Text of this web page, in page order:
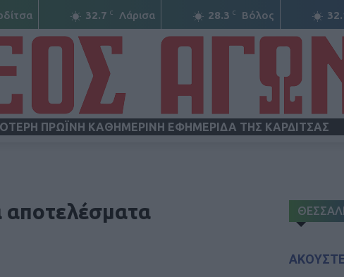
32.7 C Λάρισα 28.3 C Βόλος
ΠΡΩΪΝΗ ΚΑΘΗΜΕΡΙΝΗ ΕΦΗΜΕΡΙΔΑ ΤΗΣ ΚΑΡΔΙΤΣΑΣ
αποτελέσματα